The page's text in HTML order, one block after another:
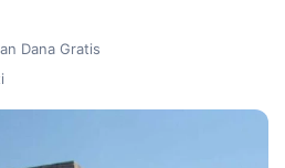
Dana Gratis